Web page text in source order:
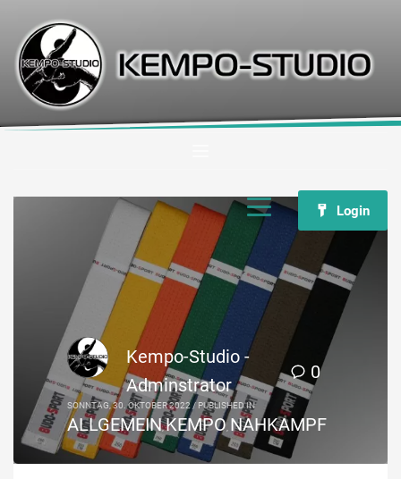
Login
0
Kempo-Studio -
Adminstrator
SONNTAG, 30. OKTOBER 2022/ PUBLISHED IN
ALLGEMEIN,KEMPO NAHKAMPF